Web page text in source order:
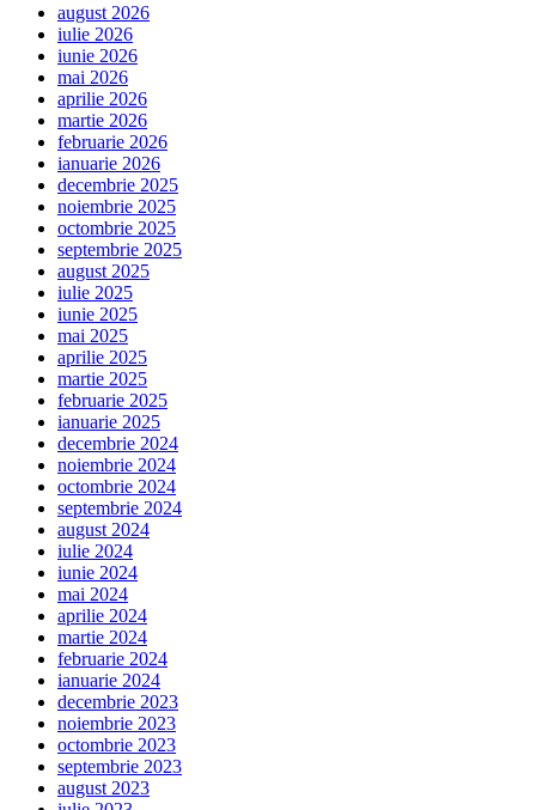
august 2026
iulie 2026
iunie 2026
mai 2026
aprilie 2026
martie 2026
februarie 2026
ianuarie 2026
decembrie 2025
noiembrie 2025
octombrie 2025
septembrie 2025
august 2025
iulie 2025
iunie 2025
mai 2025
aprilie 2025
martie 2025
februarie 2025
ianuarie 2025
decembrie 2024
noiembrie 2024
octombrie 2024
septembrie 2024
august 2024
iulie 2024
iunie 2024
mai 2024
aprilie 2024
martie 2024
februarie 2024
ianuarie 2024
decembrie 2023
noiembrie 2023
octombrie 2023
septembrie 2023
august 2023